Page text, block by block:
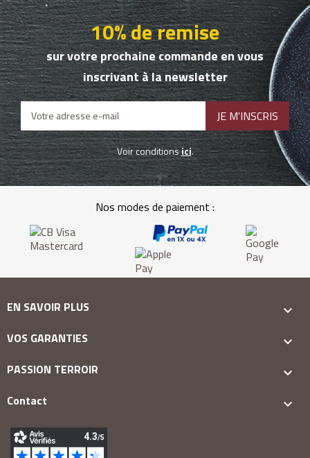
10% de remise
sur votre prochaine commande en vous
inscrivant à la newsletter
Voir conditionsici.
Nos modes de paiement :
EN SAVOIR PLUS

VOS GARANTIES

PASSION TERROIR

Contact
